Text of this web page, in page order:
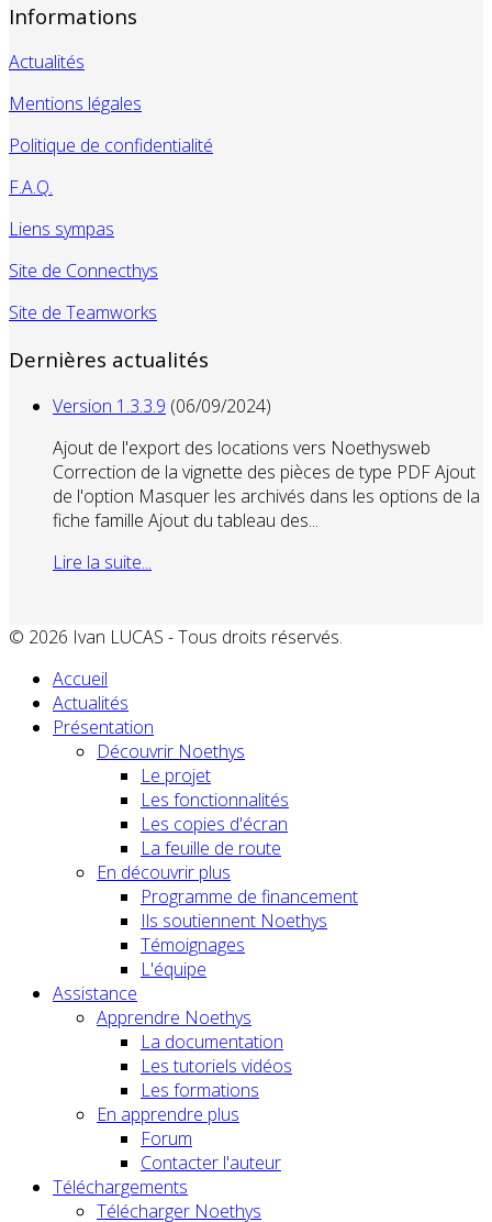
Informations
Actualités
Mentions légales
Politique de confidentialité
F.A.Q.
Liens sympas
Site de Connecthys
Site de Teamworks
Dernières actualités
Version 1.3.3.9 (06/09/2024)
Ajout de l'export des locations vers Noethysweb
Correction de la vignette des pièces de type PDF Ajout
de l'option Masquer les archivés dans les options de la
fiche famille Ajout du tableau des...
Lire la suite...
© 2026 Ivan LUCAS - Tous droits réservés.
Accueil
Actualités
Présentation
Découvrir Noethys
Le projet
Les fonctionnalités
Les copies d'écran
La feuille de route
En découvrir plus
Programme de financement
Ils soutiennent Noethys
Témoignages
L'équipe
Assistance
Apprendre Noethys
La documentation
Les tutoriels vidéos
Les formations
En apprendre plus
Forum
Contacter l'auteur
Téléchargements
Télécharger Noethys